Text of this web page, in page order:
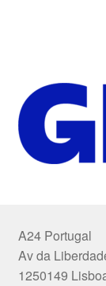
A24 Portugal
Av da
1250149